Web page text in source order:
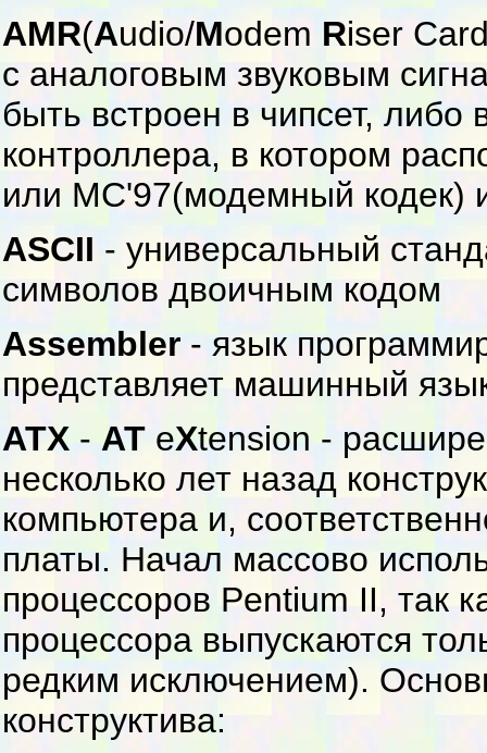
AMR(Audio/Modem Riser
с аналоговым звуковым
быть встроен в чипсет, либо
контроллера, в котором
или MC'97(модемный кодек)
ASCII - универсальный
символов двоичным кодом
Assembler - язык
представляет машинный
ATX -AT eXtension -
несколько лет назад
компьютера и,
платы. Начал массово
процессоров Pentium II, так
процессора выпускаются
редким исключением).
конструктива: